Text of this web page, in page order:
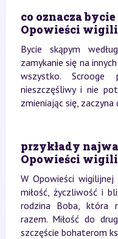
co oznacza
Opowieści
Bycie skąpym
zamykanie się na
wszystko.
nieszczęśliwy i nie
zmieniając się,
przykłady
Opowieści
W Opowieści
miłość, życzliwość i
rodzina Boba, która
razem. Miłość do
szczęście bohaterom